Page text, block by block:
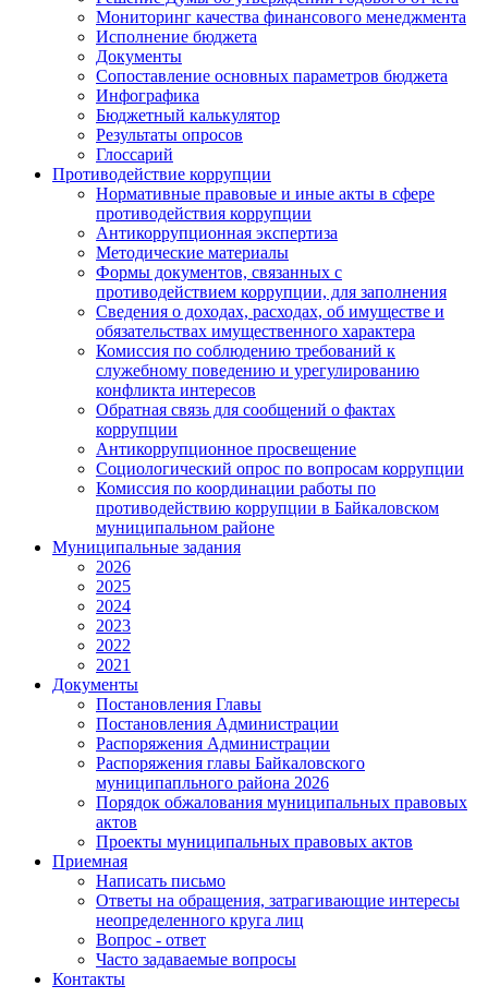
Мониторинг качества финансового менеджмента
Исполнение бюджета
Документы
Сопоставление основных параметров бюджета
Инфографика
Бюджетный калькулятор
Результаты опросов
Глоссарий
Противодействие коррупции
Нормативные правовые и иные акты в сфере
противодействия коррупции
Антикоррупционная экспертиза
Методические материалы
Формы документов, связанных с
противодействием коррупции, для заполнения
Сведения о доходах, расходах, об имуществе и
обязательствах имущественного характера
Комиссия по соблюдению требований к
служебному поведению и урегулированию
конфликта интересов
Обратная связь для сообщений о фактах
коррупции
Антикоррупционное просвещение
Социологический опрос по вопросам коррупции
Комиссия по координации работы по
противодействию коррупции в Байкаловском
муниципальном районе
Муниципальные задания
2026
2025
2024
2023
2022
2021
Документы
Постановления Главы
Постановления Администрации
Распоряжения Администрации
Распоряжения главы Байкаловского
муниципапльного района 2026
Порядок обжалования муниципальных правовых
актов
Проекты муниципальных правовых актов
Приемная
Написать письмо
Ответы на обращения, затрагивающие интересы
неопределенного круга лиц
Вопрос - ответ
Часто задаваемые вопросы
Контакты